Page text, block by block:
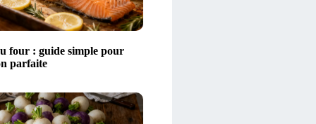
four : guide simple pour
parfaite